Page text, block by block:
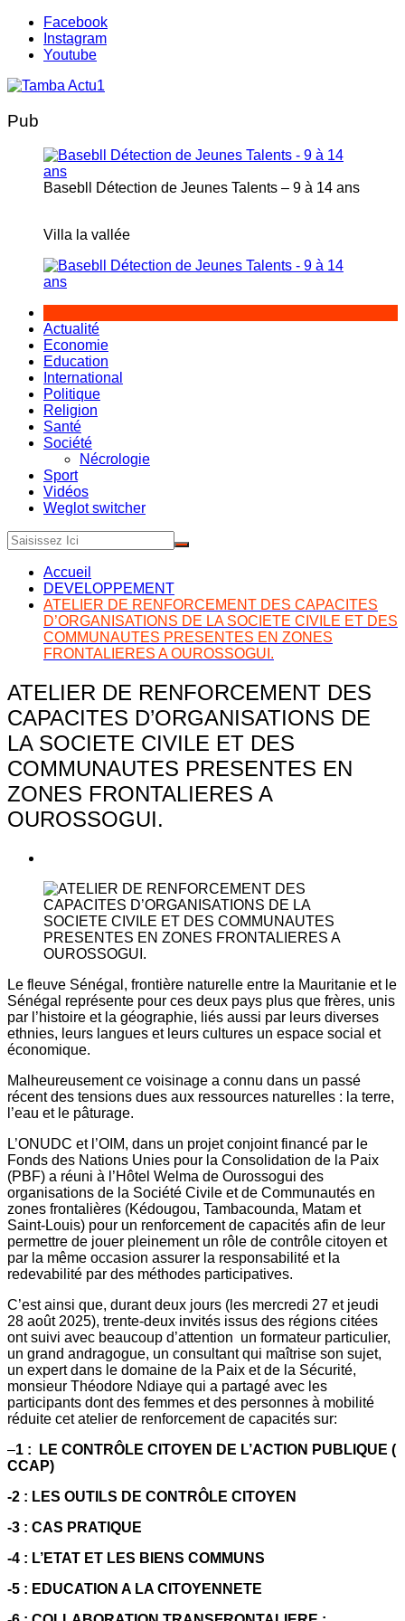
Aller
contenu
Facebook
Instagram
Youtube
Pub
Basebll Détection de Jeunes Talents – 9 à 14 ans
Villa la vallée
Actualité
Economie
Education
International
Politique
Religion
Santé
Société
Nécrologie
Sport
Vidéos
Weglot switcher
Accueil
DEVELOPPEMENT
ATELIER DE RENFORCEMENT DES CAPACITES
D’ORGANISATIONS DE LA SOCIETE CIVILE ET DES
COMMUNAUTES PRESENTES EN ZONES
FRONTALIERES A OUROSSOGUI.
ATELIER DE RENFORCEMENT DES
CAPACITES D’ORGANISATIONS DE
LA SOCIETE CIVILE ET DES
COMMUNAUTES PRESENTES EN
ZONES FRONTALIERES A
OUROSSOGUI.
Le fleuve Sénégal, frontière naturelle entre la Mauritanie et le
Sénégal représente pour ces deux pays plus que frères, unis
par l’histoire et la géographie, liés aussi par leurs diverses
ethnies, leurs langues et leurs cultures un espace social et
économique.
Malheureusement ce voisinage a connu dans un passé
récent des tensions dues aux ressources naturelles : la terre,
l’eau et le pâturage.
L’ONUDC et l’OIM, dans un projet conjoint financé par le
Fonds des Nations Unies pour la Consolidation de la Paix
(PBF) a réuni à l’Hôtel Welma de Ourossogui des
organisations de la Société Civile et de Communautés en
zones frontalières (Kédougou, Tambacounda, Matam et
Saint-Louis) pour un renforcement de capacités afin de leur
permettre de jouer pleinement un rôle de contrôle citoyen et
par la même occasion assurer la responsabilité et la
redevabilité par des méthodes participatives.
C’est ainsi que, durant deux jours (les mercredi 27 et jeudi
28 août 2025), trente-deux invités issus des régions citées
ont suivi avec beaucoup d’attention un formateur particulier,
un grand andragogue, un consultant qui maîtrise son sujet,
un expert dans le domaine de la Paix et de la Sécurité,
monsieur Théodore Ndiaye qui a partagé avec les
participants dont des femmes et des personnes à mobilité
réduite cet atelier de renforcement de capacités sur:
–1 : LE CONTRÔLE CITOYEN DE L’ACTION PUBLIQUE (
CCAP)
-2 : LES OUTILS DE CONTRÔLE CITOYEN
-3 : CAS PRATIQUE
-4 : L’ETAT ET LES BIENS COMMUNS
-5 : EDUCATION A LA CITOYENNETE